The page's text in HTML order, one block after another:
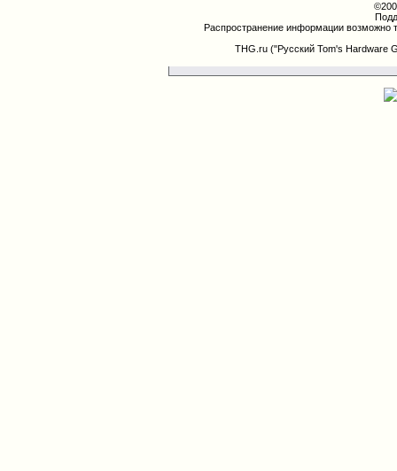
Распространение информации возможно
THG.ru ("Русский Tom's Hardware